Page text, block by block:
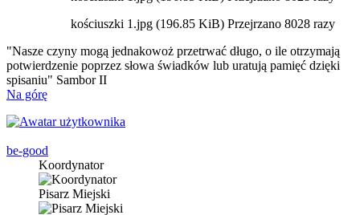
kościuszki 1.jpg (196.85 KiB) Przejrzano 8028 razy
"Nasze czyny mogą jednakowoż przetrwać długo, o ile otrzymają
potwierdzenie poprzez słowa świadków lub uratują pamięć dzięki
spisaniu" Sambor II
Na górę
be-good
Koordynator
Pisarz Miejski